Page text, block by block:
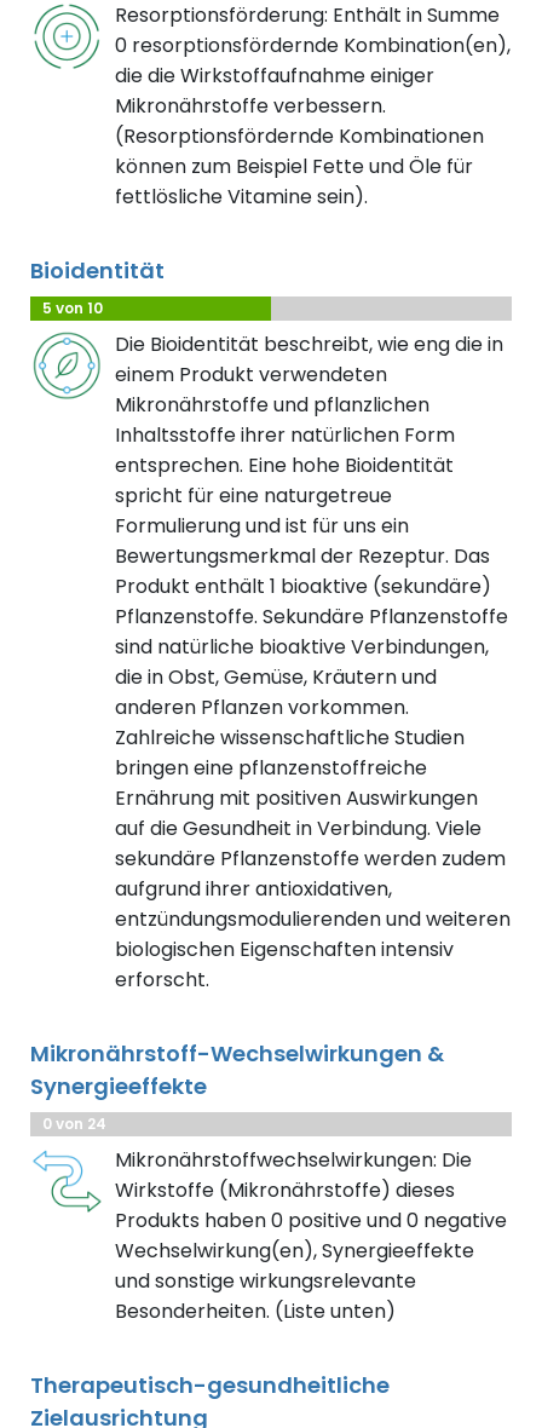
Resorptionsförderung: Enthält in Summe
0 resorptionsfördernde Kombination(en),
die die Wirkstoffaufnahme einiger
Mikronährstoffe verbessern.
(Resorptionsfördernde Kombinationen
können zum Beispiel Fette und Öle für
fettlösliche Vitamine sein).
Bioidentität
5 von 10
Die Bioidentität beschreibt, wie eng die in
einem Produkt verwendeten
Mikronährstoffe und pflanzlichen
Inhaltsstoffe ihrer natürlichen Form
entsprechen. Eine hohe Bioidentität
spricht für eine naturgetreue
Formulierung und ist für uns ein
Bewertungsmerkmal der Rezeptur. Das
Produkt enthält 1 bioaktive (sekundäre)
Pflanzenstoffe. Sekundäre Pflanzenstoffe
sind natürliche bioaktive Verbindungen,
die in Obst, Gemüse, Kräutern und
anderen Pflanzen vorkommen.
Zahlreiche wissenschaftliche Studien
bringen eine pflanzenstoffreiche
Ernährung mit positiven Auswirkungen
auf die Gesundheit in Verbindung. Viele
sekundäre Pflanzenstoffe werden zudem
aufgrund ihrer antioxidativen,
entzündungsmodulierenden und weiteren
biologischen Eigenschaften intensiv
erforscht.
Mikronährstoff-Wechselwirkungen &
Synergieeffekte
0 von 24
Mikronährstoffwechselwirkungen: Die
Wirkstoffe (Mikronährstoffe) dieses
Produkts haben 0 positive und 0 negative
Wechselwirkung(en), Synergieeffekte
und sonstige wirkungsrelevante
Besonderheiten. (Liste unten)
Therapeutisch-gesundheitliche
Zielausrichtung